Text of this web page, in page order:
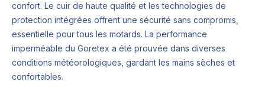
confort. Le cuir de haute qualité et les technologies de
protection intégrées offrent une sécurité sans compromis,
essentielle pour tous les motards. La performance
imperméable du Goretex a été prouvée dans diverses
conditions météorologiques, gardant les mains sèches et
confortables.